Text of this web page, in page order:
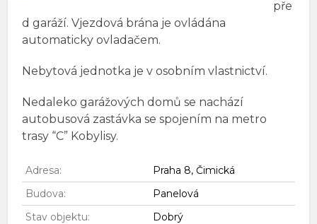
pře
d garáží. Vjezdová brána je ovládána
automaticky ovladačem.
Nebytová jednotka je v osobním vlastnictví.
Nedaleko garážových domů se nachází
autobusová zastávka se spojením na metro
trasy “C” Kobylisy.
Adresa:
Praha 8, Čimická
Budova:
Panelová
Stav objektu:
Dobrý